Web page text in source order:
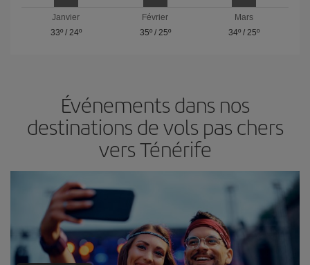
Janvier
33º/ 24º
Février
35º/ 25º
Mars
34º /25º
Événements dans nos
destinations de vols pas chers
vers Ténérife